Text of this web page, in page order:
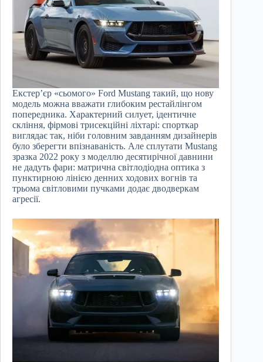
Екстер’єр «сьомого» Ford Mustang такий, що нову
модель можна вважати глибоким рестайлінгом
попередника. Характерний силует, ідентичне
скління, фірмові трисекційні ліхтарі: спорткар
виглядає так, ніби головним завданням дизайнерів
було зберегти впізнаваність. Але сплутати Mustang
зразка 2022 року з моделлю десятирічної давнини
не дадуть фари: матрична світлодіодна оптика з
пунктирною лінією денних ходових вогнів та
трьома світловими пучками додає дводверкам
агресії.